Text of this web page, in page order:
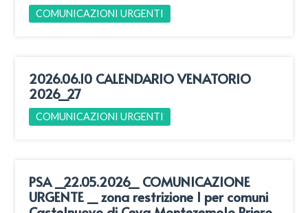
COMUNICAZIONI URGENTI
2026.06.10 CALENDARIO VENATORIO
2026_27
COMUNICAZIONI URGENTI
PSA _22.05.2026_ COMUNICAZIONE
URGENTE _ zona restrizione I per comuni